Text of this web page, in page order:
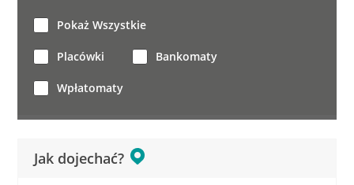
Jak dojechać?
Pokaż Wszystkie
Placówki Bankomaty
Wpłatomaty